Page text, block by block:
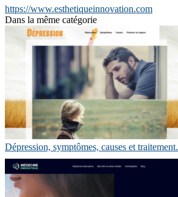
https://www.esthetiqueinnovation.com
Dans la même catégorie
Dépression, symptômes, causes et traitement.